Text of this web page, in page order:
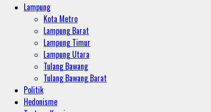
PrimaryLampung
Kota Metro
Lampung Barat
Lampung Timur
Lampung Utara
Tulang Bawang
Tulang Bawang Barat
Politik
Hedonisme